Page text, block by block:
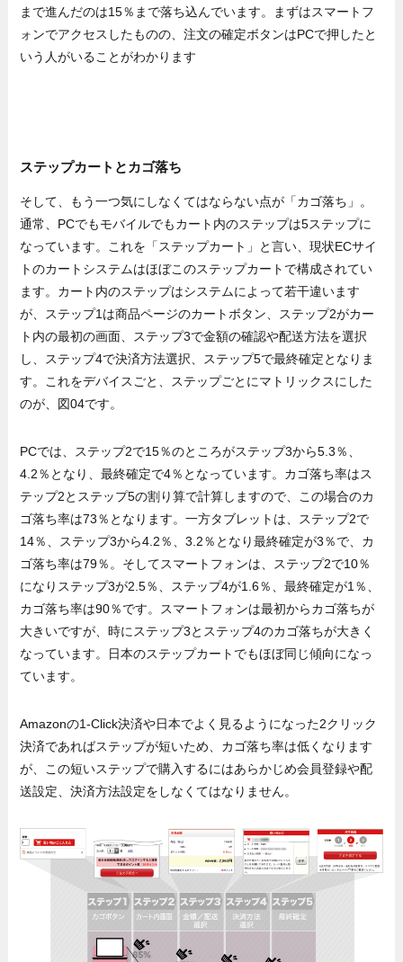
まで進んだのは15％まで落ち込んでいます。まずはスマートフ
ォンでアクセスしたものの、注文の確定ボタンはPCで押したと
いう人がいることがわかります
ステップカートとカゴ落ち
そして、もう一つ気にしなくてはならない点が「カゴ落ち」。
通常、PCでもモバイルでもカート内のステップは5ステップに
なっています。これを「ステップカート」と言い、現状ECサイ
トのカートシステムはほぼこのステップカートで構成されてい
ます。カート内のステップはシステムによって若干違います
が、ステップ1は商品ページのカートボタン、ステップ2がカー
ト内の最初の画面、ステップ3で金額の確認や配送方法を選択
し、ステップ4で決済方法選択、ステップ5で最終確定となりま
す。これをデバイスごと、ステップごとにマトリックスにした
のが、図04です。
PCでは、ステップ2で15％のところがステップ3から5.3％、
4.2％となり、最終確定で4％となっています。カゴ落ち率はス
テップ2とステップ5の割り算で計算しますので、この場合のカ
ゴ落ち率は73％となります。一方タブレットは、ステップ2で
14％、ステップ3から4.2％、3.2％となり最終確定が3％で、カ
ゴ落ち率は79％。そしてスマートフォンは、ステップ2で10％
になりステップ3が2.5％、ステップ4が1.6％、最終確定が1％、
カゴ落ち率は90％です。スマートフォンは最初からカゴ落ちが
大きいですが、時にステップ3とステップ4のカゴ落ちが大きく
なっています。日本のステップカートでもほぼ同じ傾向になっ
ています。
Amazonの1-Click決済や日本でよく見るようになった2クリック
決済であればステップが短いため、カゴ落ち率は低くなります
が、この短いステップで購入するにはあらかじめ会員登録や配
送設定、決済方法設定をしなくてはなりません。